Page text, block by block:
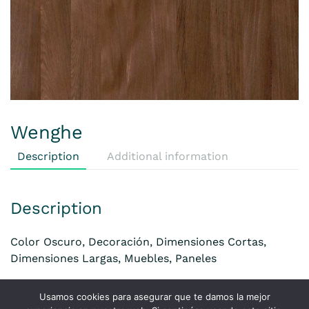
Wenghe
Description Additional information
Description
Color Oscuro, Decoración, Dimensiones Cortas,
Dimensiones Largas, Muebles, Paneles
Usamos cookies para asegurar que te damos la mejor